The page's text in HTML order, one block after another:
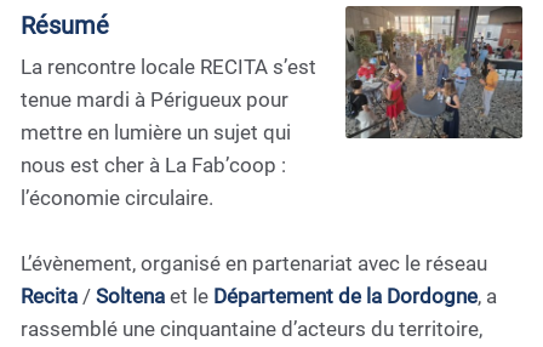
Résumé
La rencontre locale RECITA s’est
tenue mardi à Périgueux pour
mettre en lumière un sujet qui
nous est cher à La Fab’coop :
l’économie circulaire.
L’évènement, organisé en partenariat avec le réseau
Recita / Soltena et le Département de la Dordogne, a
rassemblé une cinquantaine d’acteurs du territoire,